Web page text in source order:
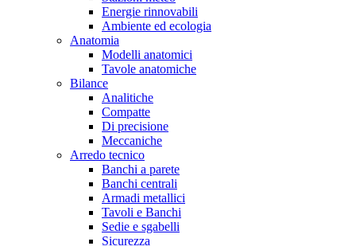
Energie rinnovabili
Ambiente ed ecologia
Anatomia
Modelli anatomici
Tavole anatomiche
Bilance
Analitiche
Compatte
Di precisione
Meccaniche
Arredo tecnico
Banchi a parete
Banchi centrali
Armadi metallici
Tavoli e Banchi
Sedie e sgabelli
Sicurezza